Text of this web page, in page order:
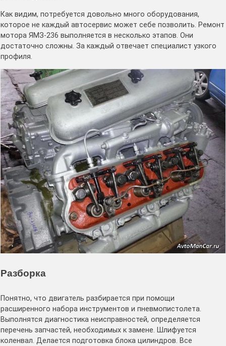
Как видим, потребуется довольно много оборудования,
которое не каждый автосервис может себе позволить. Ремонт
мотора ЯМЗ-236 выполняется в несколько этапов. Они
достаточно сложны. За каждый отвечает специалист узкого
профиля.
Разборка
Понятно, что двигатель разбирается при помощи
расширенного набора инструментов и пневмопистолета.
Выполнятся диагностика неисправностей, определяется
перечень запчастей, необходимых к замене. Шлифуется
коленвал. Делается подготовка блока цилиндров. Все